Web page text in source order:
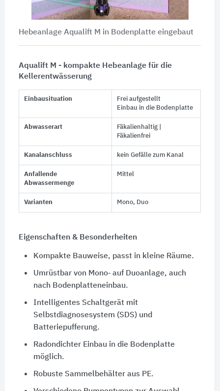
Hebeanlage Aqualift M in Bodenplatte eingebaut
Aqualift M - kompakte Hebeanlage für die
Kellerentwässerung
Einbausituation
Frei aufgestellt
Einbau in die Bodenplatte
Abwasserart
Fäkalienhaltig |
Fäkalienfrei
Kanalanschluss kein Gefälle zum Kanal
Anfallende
Abwassermenge
Mittel
Varianten Mono, Duo
Eigenschaften & Besonderheiten
Kompakte Bauweise, passt in kleine Räume.
Umrüstbar von Mono‑ auf Duoanlage, auch
nach Bodenplatteneinbau.
Intelligentes Schaltgerät mit
Selbstdiagnosesystem (SDS) und
Batteriepufferung.
Radondichter Einbau in die Bodenplatte
möglich.
Robuste Sammelbehälter aus PE.